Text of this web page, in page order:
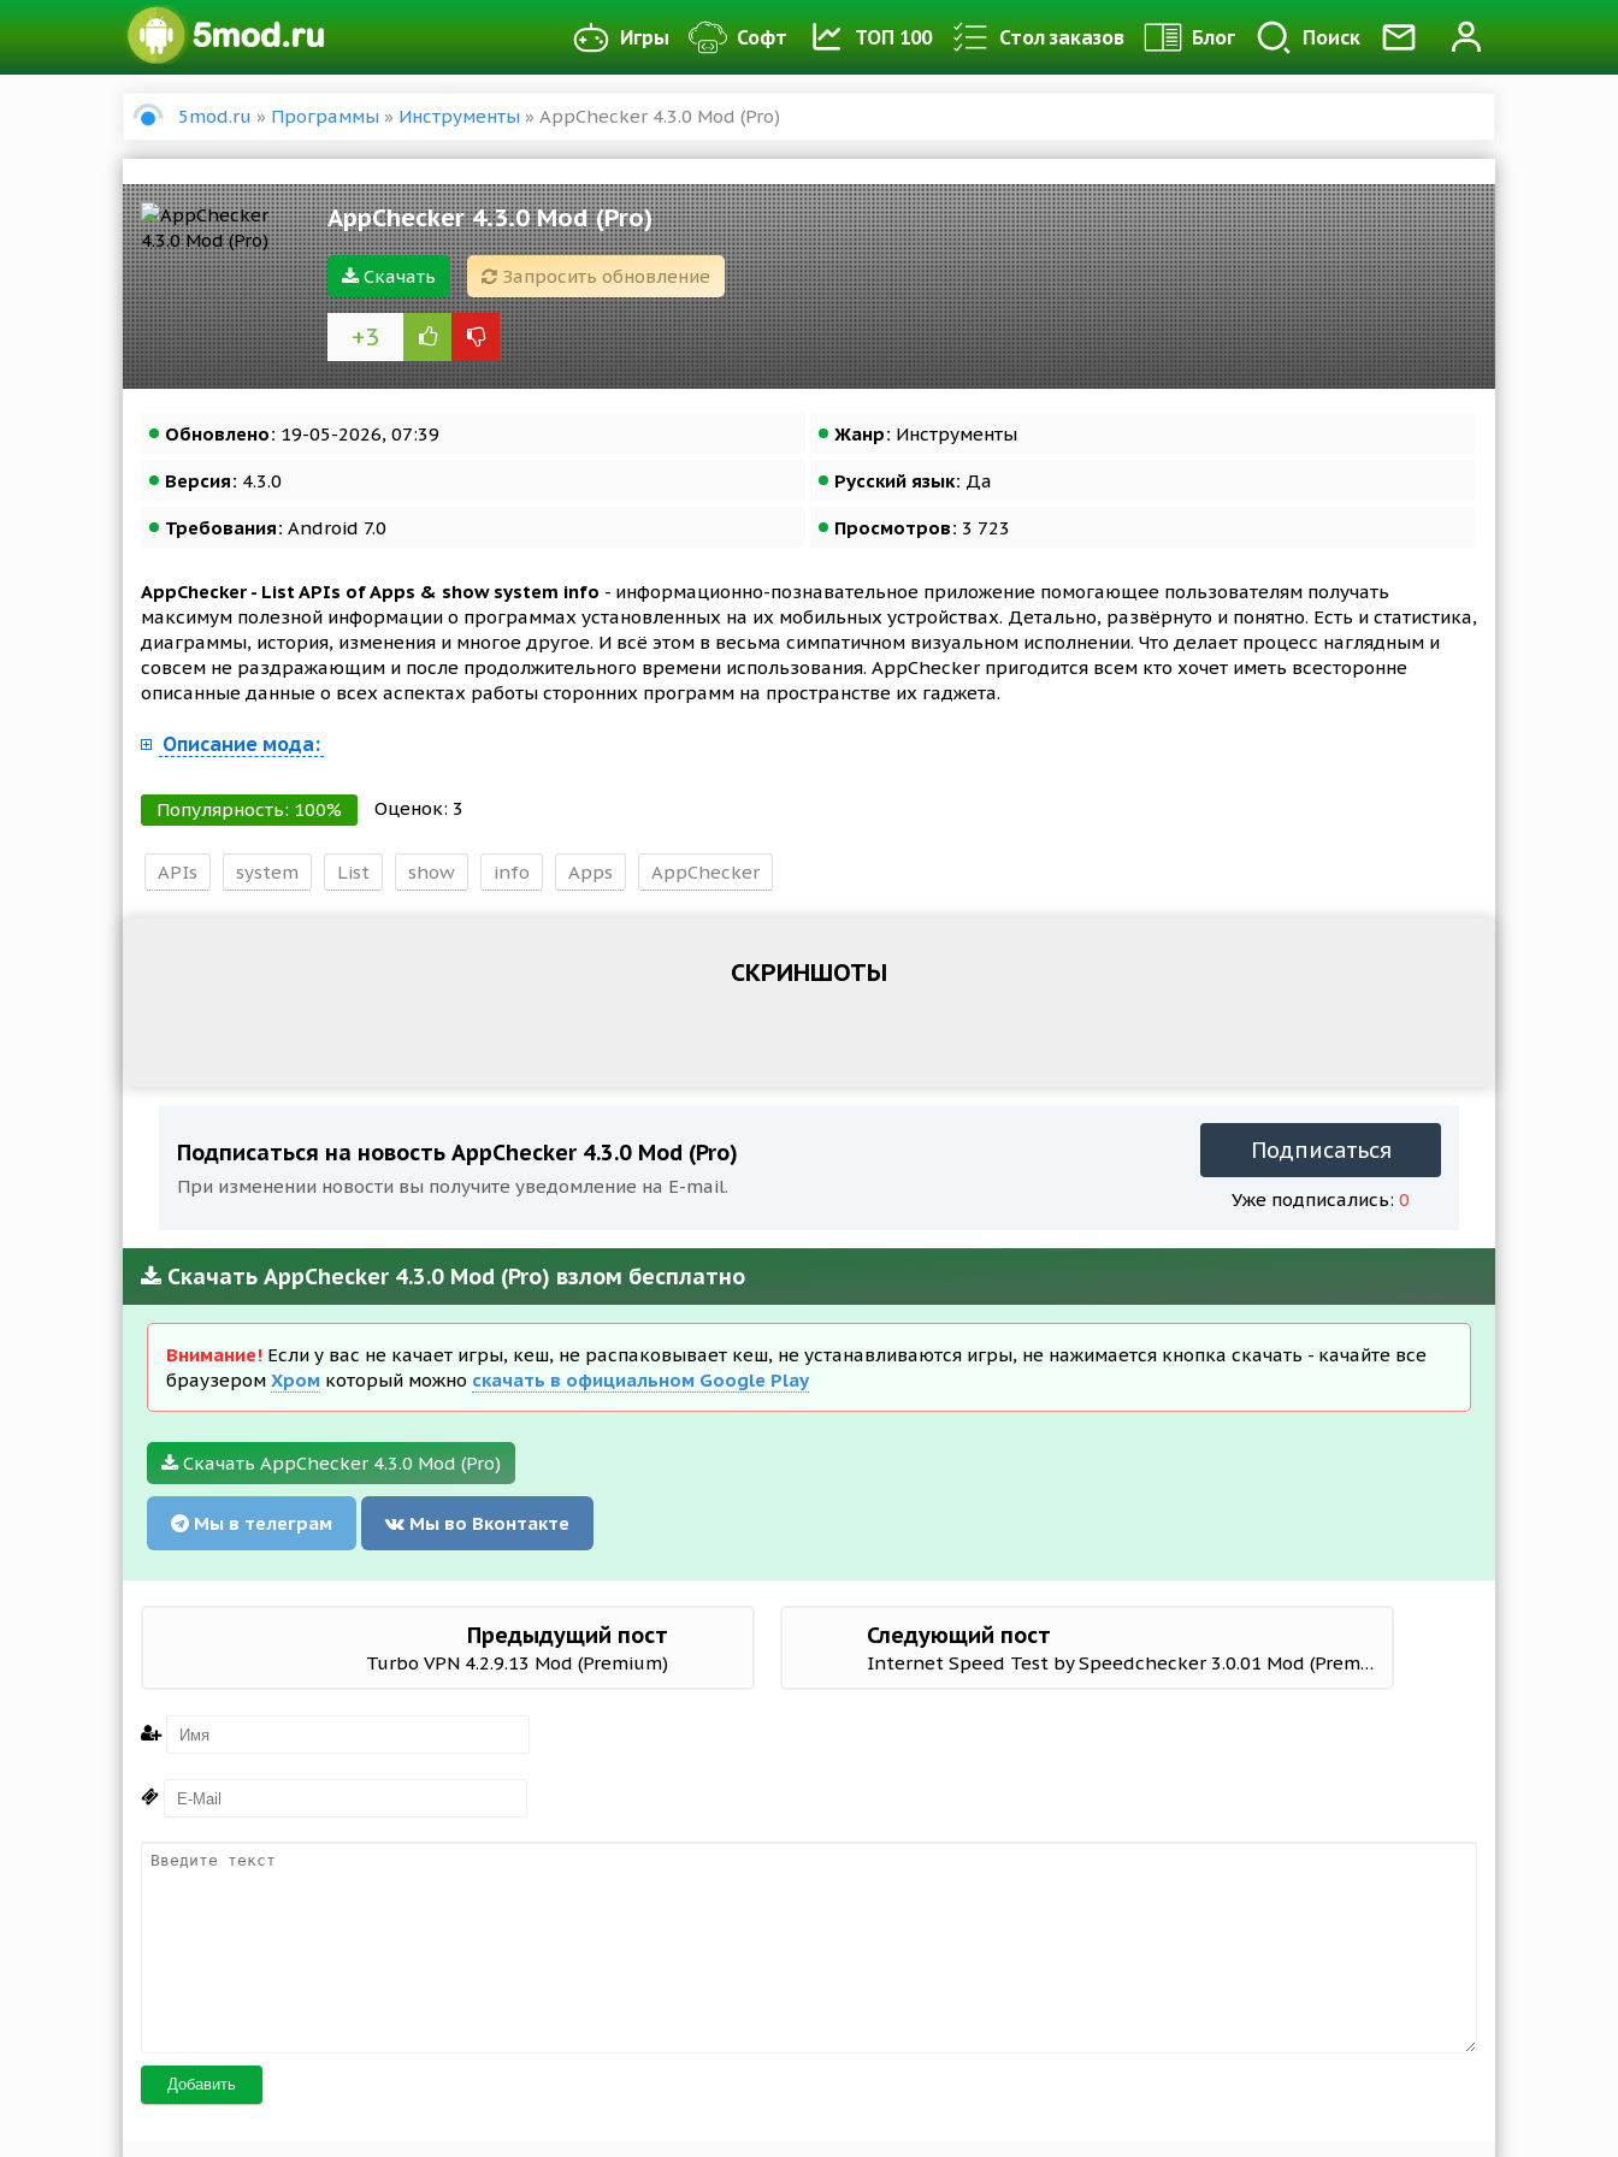
Игры Софт ТОП 100 Стол заказов Блог Поиск
5mod.ru » Программы » Инструменты » AppChecker 4.3.0 Mod (Pro)
AppChecker 4.3.0 Mod (Pro)
Скачать Запросить обновление
+3
Обновлено: 19-05-2026, 07:39 Жанр: Инструменты
Версия: 4.3.0 Русский язык: Да
Требования: Android 7.0 Просмотров: 3 723
AppChecker - List APIs of Apps & show system info - информационно-познавательное приложение помогающее пользователям получать
максимум полезной информации о программах установленных на их мобильных устройствах. Детально, развёрнуто и понятно. Есть и статистика,
диаграммы, история, изменения и многое другое. И всё этом в весьма симпатичном визуальном исполнении. Что делает процесс наглядным и
совсем не раздражающим и после продолжительного времени использования. AppChecker пригодится всем кто хочет иметь всесторонне
описанные данные о всех аспектах работы сторонних программ на пространстве их гаджета.
Описание мода:
Популярность: 100% Оценок: 3
APIs system List show info Apps AppChecker
СКРИНШОТЫ
Подписаться на новость AppChecker 4.3.0 Mod (Pro)
При изменении новости вы получите уведомление на E-mail.
Подписаться
Уже подписались: 0
Скачать AppChecker 4.3.0 Mod (Pro) взлом бесплатно
Внимание! Если у вас не качает игры, кеш, не распаковывает кеш, не устанавливаются игры, не нажимается кнопка скачать - качайте все
браузером Хром который можно скачать в официальном Google Play
Скачать AppChecker 4.3.0 Mod (Pro)
Мы в телеграм Мы во Вконтакте
Предыдущий пост
Turbo VPN 4.2.9.13 Mod (Premium)
Следующий пост
Internet Speed Test by Speedchecker 3.0.01 Mod (Premium)
Добавить